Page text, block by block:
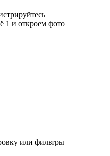
1 и откроем фото
или фильтры